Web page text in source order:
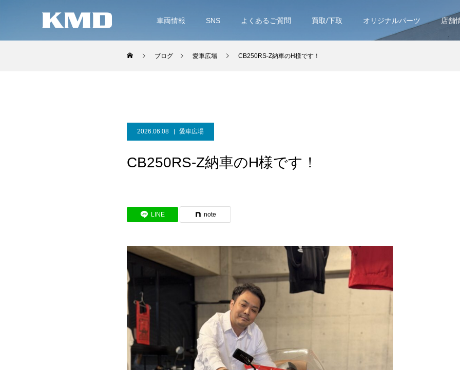
車両情報 SNS よくあるご質問 買取/下取 オリジナルパーツ 店舗
ブログ 愛車広場 CB250RS-Z納車のH様です！
2026.06.08 愛車広場
CB250RS-Z納車のH様です！
LINE note